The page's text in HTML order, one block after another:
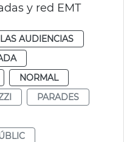
y red EMT
AUDIENCIAS
NORMAL
PARADES